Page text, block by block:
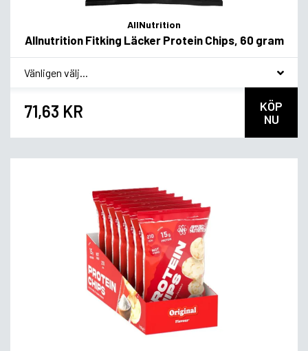
AllNutrition
Allnutrition Fitking Läcker Protein Chips, 60 gram
* Smakvariant
71,63 KR
KÖP
NU